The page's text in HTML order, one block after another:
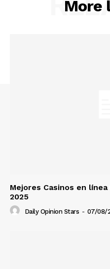
More
Mejores Casinos en
2025
Daily Opinion Stars - 07/08/